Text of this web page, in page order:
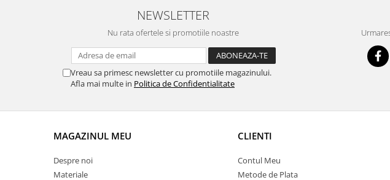
NEWSLETTER
Nu rata ofertele si promotiile noastre
Vreau sa primesc newsletter cu promotiile magazinului.
Afla mai multe in Politica de Confidentialitate
MAGAZINUL MEU
Despre noi
Materiale
CLIENTI
Contul Meu
Metode de Plata